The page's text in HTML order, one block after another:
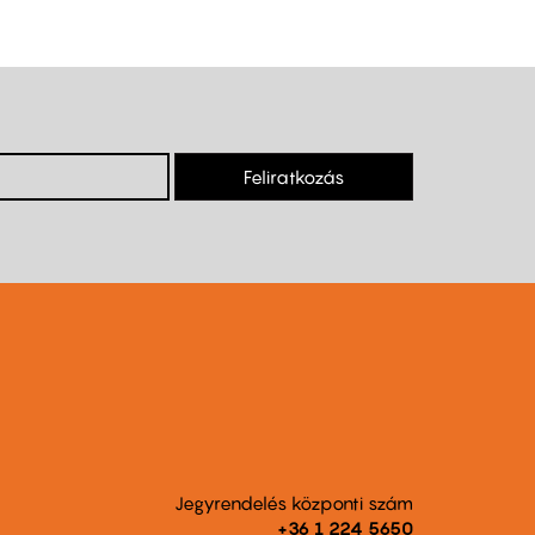
Feliratkozás
Jegyrendelés központi szám
+36 1 224 5650